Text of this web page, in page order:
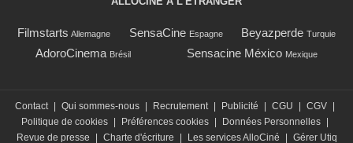
Filmstarts Allemagne SensaCine Espagne Beyazperde Turquie
AdoroCinema Brésil Sensacine México Mexique
Contact Qui sommes-nous Recrutement Publicité CGU CGV
Politique de cookies
Préférences cookies Données Personnelles
Revue de presse
Charte d'écriture Les services AlloCiné Gérer Utiq